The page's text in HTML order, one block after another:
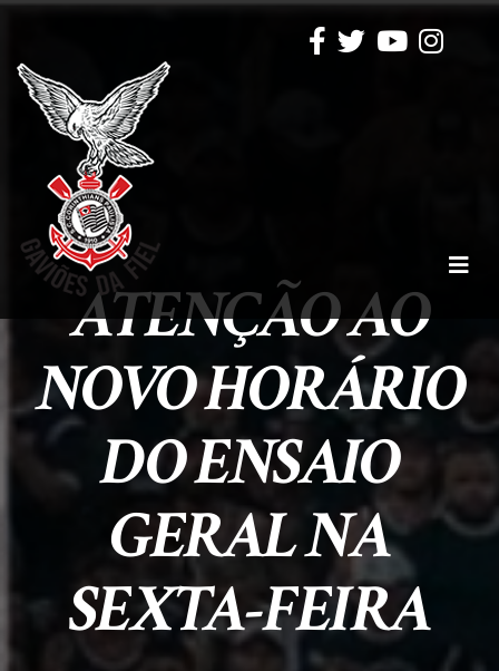
ATENÇÃO AO
NOVO HORÁRIO
DO ENSAIO
GERAL NA
SEXTA-FEIRA